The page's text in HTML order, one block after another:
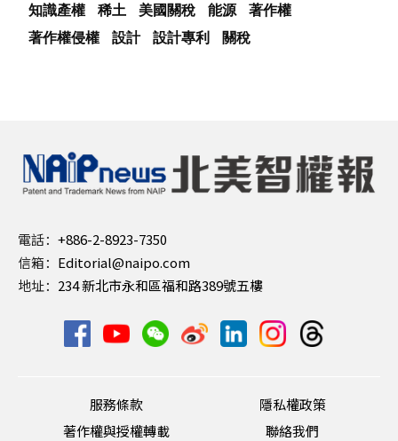
知識產權
稀土 美國關稅 能源
著作權
著作權侵權
設計 設計專利 關稅
電話： +886-2-8923-7350
信箱： Editorial@naipo.com
地址： 234 新北市永和區福和路389號五樓
服務條款
隱私權政策
著作權與授權轉載
聯絡我們